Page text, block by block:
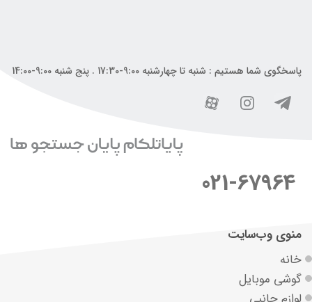
پاسخگوی شما هستیم : شنبه تا چهارشنبه 9:00-17:30 . پنج شنبه 9:00-14:00
021-67964
منوی وب‌سایت
خانه
گوشی موبایل